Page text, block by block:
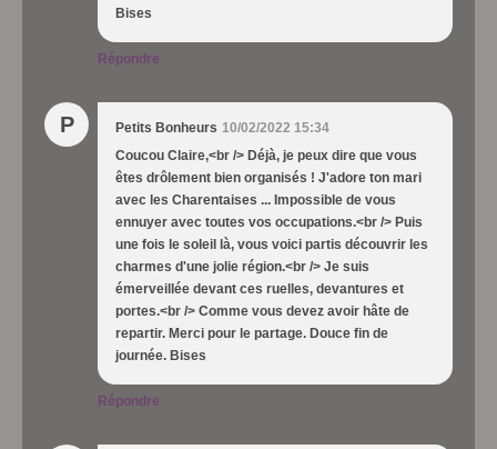
Bises
Répondre
P Petits Bonheurs 10/02/2022 15:34
Coucou Claire,<br /> Déjà, je peux dire que vous
êtes drôlement bien organisés ! J'adore ton mari
avec les Charentaises ... Impossible de vous
ennuyer avec toutes vos occupations.<br /> Puis
une fois le soleil là, vous voici partis découvrir les
charmes d'une jolie région.<br /> Je suis
émerveillée devant ces ruelles, devantures et
portes.<br /> Comme vous devez avoir hâte de
repartir. Merci pour le partage. Douce fin de
journée. Bises
Répondre